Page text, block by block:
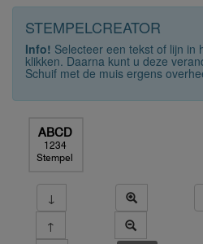
STEMPELCREATOR
Info! Selecteer een tekst of lijn in
klikken. Daarna kunt u deze
Schuif met de muis ergens
ABCD
1234
Stempel
↓
↑